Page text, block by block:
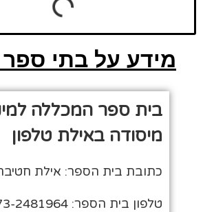
מידע על בתי ספר
בית ספר המכללה
מיסודה באילת טלפון
כתובת בית הספר: אילת חטיבת
טלפון בית הספר: 073-2481964